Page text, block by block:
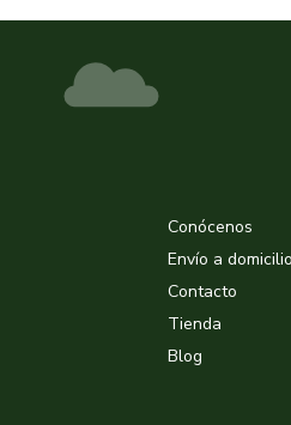
Conócenos
Envío a domicilio
Contacto
Tienda
Blog